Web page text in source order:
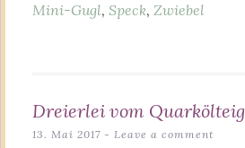
Mini-Gugl, Speck, Zwiebel
Dreierlei vom Quarkölteig
13. Mai 2017 Leave a comment